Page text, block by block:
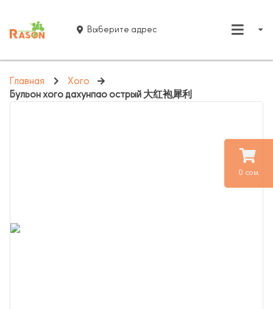
0 сом.
Выберите адрес
Главная
Хого
Бульон хого дахунпао острый 大红袍犀利